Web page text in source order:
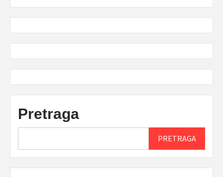
Pretraga
PRETRAGA